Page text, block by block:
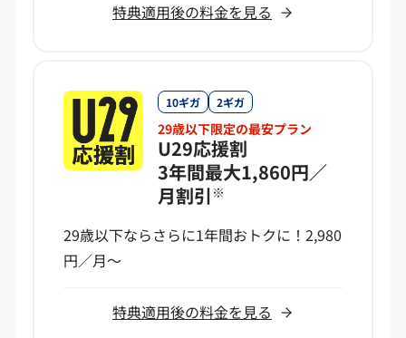
特典適用後の料金を見る
10ギガ 2ギガ
29歳以下限定の最安プラン
U29応援割
3年間最大1,860円／
月割引 ※
29歳以下ならさらに1年間おトクに！2,980
円／月～
特典適用後の料金を見る